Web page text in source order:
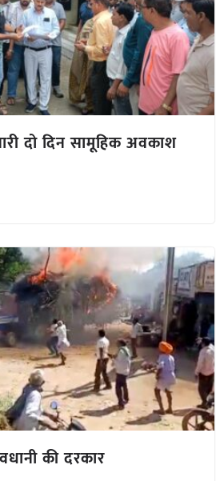
दो दिन सामूहिक अवकाश
की दरकार